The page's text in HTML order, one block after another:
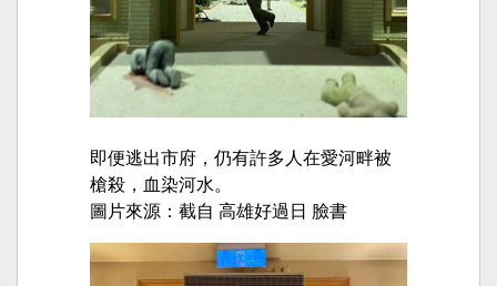
即便逃出市府，仍有許多人在愛河畔被
槍殺，血染河水。
圖片來源：截自 高雄好過日 臉書